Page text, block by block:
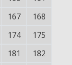
167
168
174
175
181
182